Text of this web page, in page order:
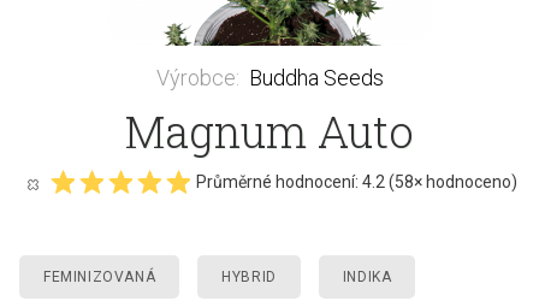
Výrobce: Buddha Seeds
Magnum Auto
Průměrné hodnocení: 4.2 (58× hodnoceno)
FEMINIZOVANÁ HYBRID INDIKA